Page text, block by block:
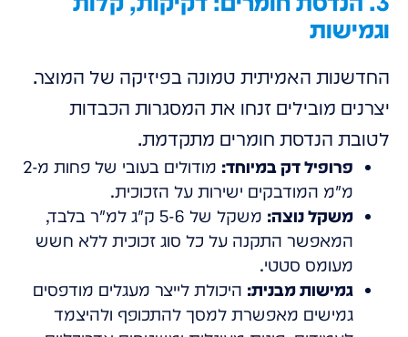
וגמישות
החדשנות האמיתית טמונה בפיזיקה של המוצר.
יצרנים מובילים זנחו את המסגרות הכבדות
לטובת הנדסת חומרים מתקדמת.
פרופיל דק במיוחד:
מודולים בעובי של פחות מ-2
מ"מ המודבקים ישירות על הזכוכית.
משקל נוצה:
משקל של 5-6 ק"ג למ"ר בלבד,
המאפשר התקנה על כל סוג זכוכית ללא חשש
מעומס סטטי.
גמישות מבנית: היכולת לייצר מעגלים מודפסים
גמישים מאפשרת למסך להתכופף ולהיצמד